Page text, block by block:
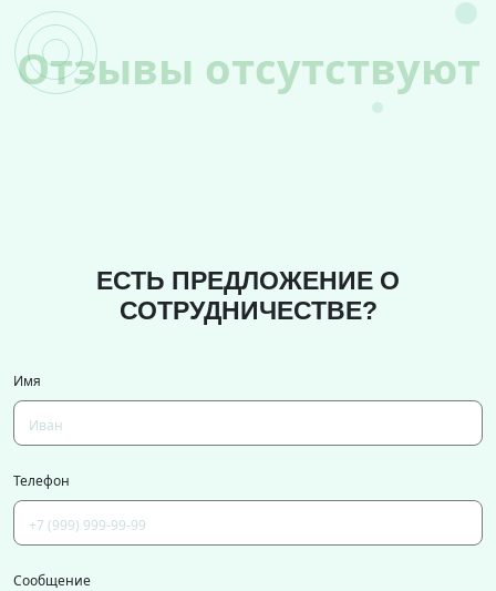
Отзывы отсутствуют
ЕСТЬ ПРЕДЛОЖЕНИЕ О
СОТРУДНИЧЕСТВЕ?
Имя
Телефон
Сообщение